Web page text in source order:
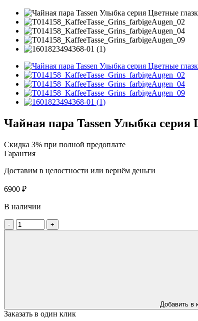
Чайная пара Tassen Улыбка серия
Скидка 3% при полной предоплате
Гарантия
Доставим в целостности или вернём деньги
6900 ₽
В наличии
- +
Добавить в
Заказать в один клик